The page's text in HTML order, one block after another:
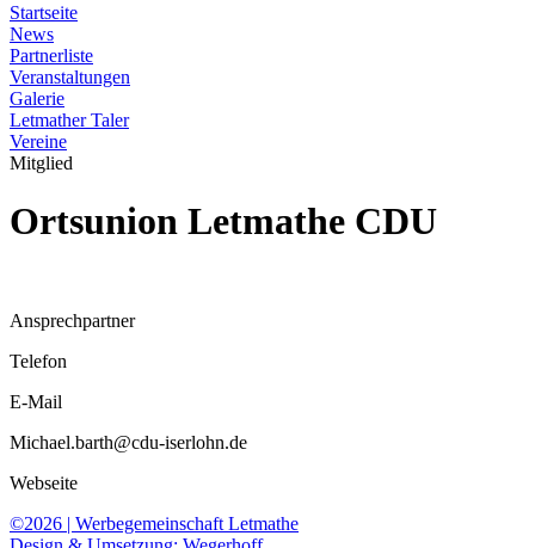
Startseite
News
Partnerliste
Veranstaltungen
Galerie
Letmather Taler
Vereine
Mitglied
Ortsunion Letmathe CDU
Ansprechpartner
Telefon
E-Mail
Michael.barth@cdu-iserlohn.de
Webseite
©2026 | Werbegemeinschaft Letmathe